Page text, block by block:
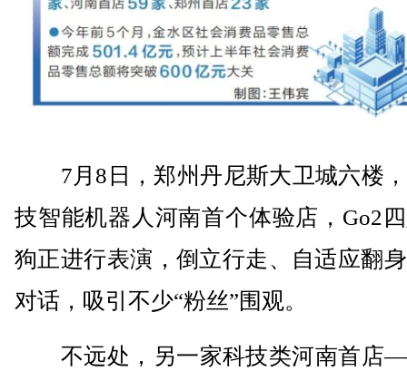
7月8日，郑州丹尼斯大卫城六楼
技智能机器人河南首个体验店，Go2
狗正进行表演，倒立行走、自适应翻
对话，吸引不少“粉丝”围观。
不远处，另一家科技类河南首店